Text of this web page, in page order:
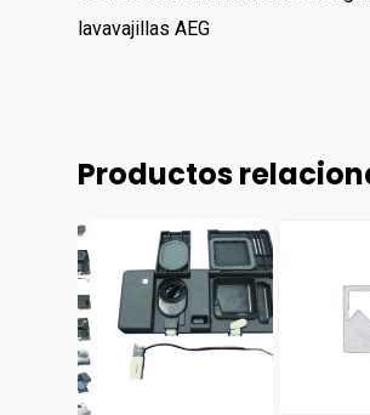
lavavajillas AEG
Productos